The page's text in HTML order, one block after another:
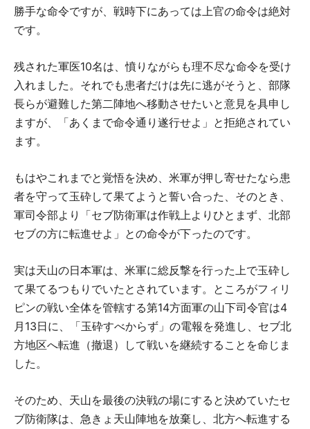
勝手な命令ですが、戦時下にあっては上官の命令は絶対
です。
残された軍医10名は、憤りながらも理不尽な命令を受け
入れました。それでも患者だけは先に逃がそうと、部隊
長らが避難した第二陣地へ移動させたいと意見を具申し
ますが、「あくまで命令通り遂行せよ」と拒絶されてい
ます。
もはやこれまでと覚悟を決め、米軍が押し寄せたなら患
者を守って玉砕して果てようと誓い合った、そのとき、
軍司令部より「セブ防衛軍は作戦上よりひとまず、北部
セブの方に転進せよ」との命令が下ったのです。
実は天山の日本軍は、米軍に総反撃を行った上で玉砕し
て果てるつもりでいたとされています。ところがフィリ
ピンの戦い全体を管轄する第14方面軍の山下司令官は4
月13日に、「玉砕すべからず」の電報を発進し、セブ北
方地区へ転進（撤退）して戦いを継続することを命じま
した。
そのため、天山を最後の決戦の場にすると決めていたセ
ブ防衛隊は、急きょ天山陣地を放棄し、北方へ転進する